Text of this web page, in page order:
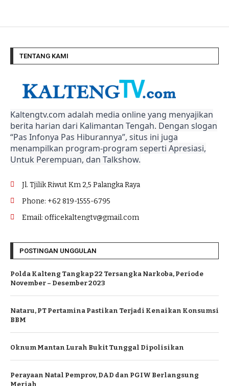
TENTANG KAMI
Kaltengtv.com adalah media online yang menyajikan
berita harian dari Kalimantan Tengah. Dengan slogan
“Pas Infonya Pas Hiburannya”, situs ini juga
menampilkan program-program seperti Apresiasi,
Untuk Perempuan, dan Talkshow.
Jl. Tjilik Riwut Km 2,5 Palangka Raya
Phone: +62 819-1555-6795
Email: officekaltengtv@gmail.com
POSTINGAN UNGGULAN
Polda Kalteng Tangkap 22 Tersangka Narkoba, Periode
November – Desember 2023
Nataru, PT Pertamina Pastikan Terjadi Kenaikan Konsumsi
BBM
Oknum Mantan Lurah Bukit Tunggal Dipolisikan
Perayaan Natal Pemprov, DAD dan PGIW Berlangsung
Meriah